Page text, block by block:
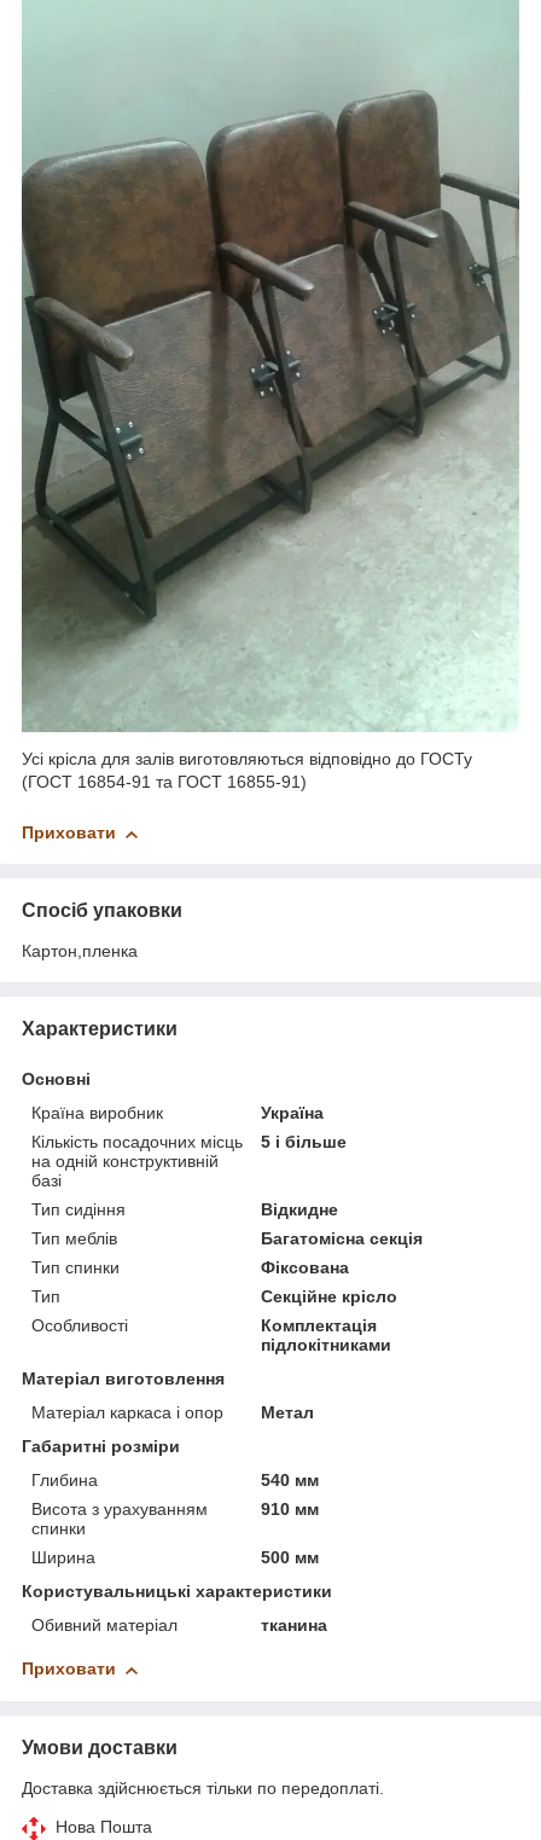
Усі крісла для залів виготовляються відповідно до ГОСТу
(ГОСТ 16854-91 та ГОСТ 16855-91)
Приховати
Спосіб упаковки
Картон,пленка
Характеристики
Основні
Країна виробник
Україна
Кількість посадочних місць
на одній конструктивній
базі
5 і більше
Тип сидіння
Відкидне
Тип меблів
Багатомісна секція
Тип спинки
Фіксована
Тип
Секційне крісло
Особливості
Комплектація
підлокітниками
Матеріал виготовлення
Матеріал каркаса і опор
Метал
Габаритні розміри
Глибина
540 мм
Висота з урахуванням
спинки
910 мм
Ширина
500 мм
Користувальницькі характеристики
Обивний матеріал
тканина
Приховати
Умови доставки
Доставка здійснюється тільки по передоплаті.
Нова Пошта